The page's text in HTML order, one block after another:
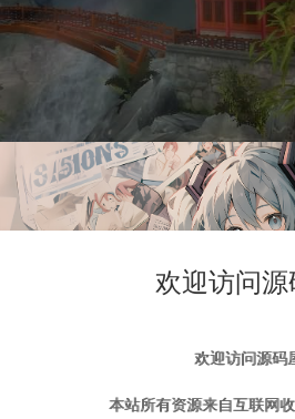
欢迎访问源
欢迎访问源码
本站所有资源来自互联网